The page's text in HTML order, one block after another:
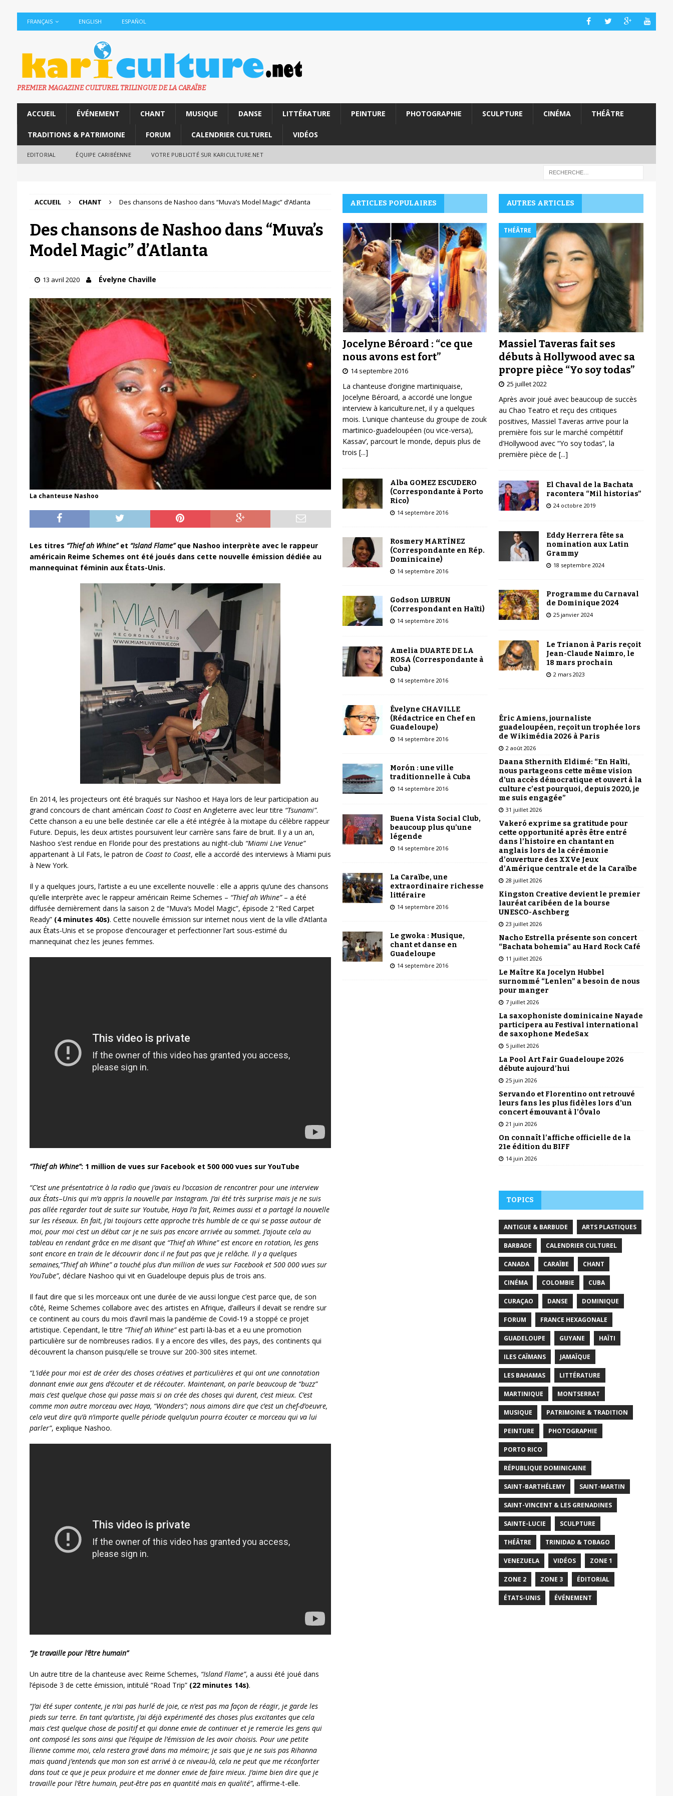
FRANÇAIS ENGLISH ESPAÑOL
PREMIER MAGAZINE CULTUREL TRILINGUE DE LA CARAÏBE
ACCUEIL ÉVÉNEMENT CHANT MUSIQUE DANSE LITTÉRATURE PEINTURE PHOTOGRAPHIE SCULPTURE CINÉMA THÉÂTRE
TRADITIONS & PATRIMOINE FORUM CALENDRIER CULTUREL VIDÉOS
EDITORIAL ÉQUIPE CARIBÉENNE VOTRE PUBLICITÉ SUR KARICULTURE.NET
ACCUEIL CHANT Des chansons de Nashoo dans “Muva’s Model Magic” d’Atlanta
Des chansons de Nashoo dans “Muva’s
Model Magic” d’Atlanta
13 avril 2020 Évelyne Chaville
La chanteuse Nashoo
Les titres “Thief ah Whine”et “Island Flame”que Nashoo interprète avec le rappeur
américain Reime Schemes ont été joués dans cette nouvelle émission dédiée au
mannequinat féminin aux États-Unis.
En 2014, les projecteurs ont été braqués sur Nashoo et Haya lors de leur participation au
grand concours de chant américain Coast to Coasten Angleterre avec leur titre “Tsunami”.
Cette chanson a eu une belle destinée car elle a été intégrée à la mixtape du célèbre rappeur
Future. Depuis, les deux artistes poursuivent leur carrière sans faire de bruit. Il y a un an,
Nashoo s’est rendue en Floride pour des prestations au night-club “Miami Live Venue”
appartenant à Lil Fats, le patron de Coast to Coast, elle a accordé des interviews à Miami puis
à New York.
Il y a quelques jours, l’artiste a eu une excellente nouvelle : elle a appris qu’une des chansons
qu’elle interprète avec le rappeur américain Reime Schemes – “Thief ah Whine”– a été
diffusée dernièrement dans la saison 2 de “Muva’s Model Magic”, épisode 2 “Red Carpet
Ready”(4 minutes 40s). Cette nouvelle émission sur internet nous vient de la ville d’Atlanta
aux États-Unis et se propose d’encourager et perfectionner l’art sous-estimé du
mannequinat chez les jeunes femmes.
“Thief ah Whine”: 1 million de vues sur Facebook et 500 000 vues sur YouTube
“C’est une présentatrice à la radio que j’avais eu l’occasion de rencontrer pour une interview
aux États–Unis qui m’a appris la nouvelle par Instagram. J’ai été très surprise mais je ne suis
pas allée regarder tout de suite sur Youtube, Haya l’a fait, Reimes aussi et a partagé la nouvelle
sur les réseaux. En fait, j’ai toujours cette approche très humble de ce qui se passe autour de
moi, pour moi c’est un début car je ne suis pas encore arrivée au sommet. J’ajoute cela au
tableau en rendant grâce en me disant que “Thief ah Whine”est encore en rotation, les gens
sont encore en train de le découvrir donc il ne faut pas que je relâche. Il y a quelques
semaines,“Thief ah Whine”a touché plus d’un million de vues sur Facebook et 500 000 vues sur
YouTube”, déclare Nashoo qui vit en Guadeloupe depuis plus de trois ans.
Il faut dire que si les morceaux ont une durée de vie aussi longue c’est parce que, de son
côté, Reime Schemes collabore avec des artistes en Afrique, d’ailleurs il devait se rendre sur
ce continent au cours du mois d’avril mais la pandémie de Covid-19 a stoppé ce projet
artistique. Cependant, le titre “Thief ah Whine”est parti là-bas et a eu une promotion
particulière sur de nombreuses radios. Il y a encore des villes, des pays, des continents qui
découvrent la chanson puisqu’elle se trouve sur 200-300 sites internet.
“L’idée pour moi est de créer des choses créatives et particulières et qui ont une connotation
donnant envie aux gens d’écouter et de réécouter. Maintenant, on parle beaucoup de “buzz”
mais c’est quelque chose qui passe mais si on crée des choses qui durent, c’est mieux. C’est
comme mon autre morceau avec Haya, “Wonders”; nous aimons dire que c’est un chef-d’oeuvre,
cela veut dire qu’à n’importe quelle période quelqu’un pourra écouter ce morceau qui va lui
parler”, explique Nashoo.
“Je travaille pour l’être humain”
Un autre titre de la chanteuse avec Reime Schemes, “Island Flame”, a aussi été joué dans
l’épisode 3 de cette émission, intitulé “Road Trip” (22 minutes 14s).
“J’ai été super contente, je n’ai pas hurlé de joie, ce n’est pas ma façon de réagir, je garde les
pieds sur terre. En tant qu’artiste, j’ai déjà expérimenté des choses plus excitantes que cela
mais c’est quelque chose de positif et qui donne envie de continuer et je remercie les gens qui
ont composé les sons ainsi que l’équipe de l’émission de les avoir choisis. Pour une petite
îlienne comme moi, cela restera gravé dans ma mémoire; je sais que je ne suis pas Rihanna
mais quand j’entends que mon son est arrivé à ce niveau-là, cela ne peut que me réconforter
dans tout ce que je peux produire et me donner envie de faire mieux. J’aime bien dire que je
travaille pour l’être humain, peut-être pas en quantité mais en qualité”, affirme-t-elle.
ARTICLES POPULAIRES
Jocelyne Béroard : “ce que
nous avons est fort”
14 septembre 2016
La chanteuse d’origine martiniquaise,
Jocelyne Béroard, a accordé une longue
interview à kariculture.net, il y a quelques
mois. L’unique chanteuse du groupe de zouk
martinico-guadeloupéen (ou vice-versa),
Kassav’, parcourt le monde, depuis plus de
trois [...]
Alba GOMEZ ESCUDERO
(Correspondante à Porto
Rico)
14 septembre 2016
Rosmery MARTÍNEZ
(Correspondante en Rép.
Dominicaine)
14 septembre 2016
Godson LUBRUN
(Correspondant en Haïti)
14 septembre 2016
Amelia DUARTE DE LA
ROSA (Correspondante à
Cuba)
14 septembre 2016
Évelyne CHAVILLE
(Rédactrice en Chef en
Guadeloupe)
14 septembre 2016
Morón : une ville
traditionnelle à Cuba
14 septembre 2016
Buena Vista Social Club,
beaucoup plus qu’une
légende
14 septembre 2016
La Caraïbe, une
extraordinaire richesse
littéraire
14 septembre 2016
Le gwoka : Musique,
chant et danse en
Guadeloupe
14 septembre 2016
AUTRES ARTICLES
THÉÂTRE
Massiel Taveras fait ses
débuts à Hollywood avec sa
propre pièce “Yo soy todas”
25 juillet 2022
Après avoir joué avec beaucoup de succès
au Chao Teatro et reçu des critiques
positives, Massiel Taveras arrive pour la
première fois sur le marché compétitif
d’Hollywood avec “Yo soy todas”, la
première pièce de [...]
El Chaval de la Bachata
racontera “Mil historias”
24 octobre 2019
Eddy Herrera fête sa
nomination aux Latin
Grammy
18 septembre 2024
Programme du Carnaval
de Dominique 2024
25 janvier 2024
Le Trianon à Paris reçoit
Jean-Claude Naimro, le
18 mars prochain
2 mars 2023
Éric Amiens, journaliste
guadeloupéen, reçoit un trophée lors
de Wikimédia 2026 à Paris
2 août 2026
Daana Sthernith Eldimé: “En Haïti,
nous partageons cette même vision
d’un accès démocratique et ouvert à la
culture c’est pourquoi, depuis 2020, je
me suis engagée”
31 juillet 2026
Vakeró exprime sa gratitude pour
cette opportunité après être entré
dans l’histoire en chantant en
anglais lors de la cérémonie
d’ouverture des XXVe Jeux
d’Amérique centrale et de la Caraïbe
28 juillet 2026
Kingston Creative devient le premier
lauréat caribéen de la bourse
UNESCO-Aschberg
23 juillet 2026
Nacho Estrella présente son concert
“Bachata bohemia” au Hard Rock Café
11 juillet 2026
Le Maître Ka Jocelyn Hubbel
surnommé “Lenlen” a besoin de nous
pour manger
7 juillet 2026
La saxophoniste dominicaine Nayade
participera au Festival international
de saxophone MedeSax
5 juillet 2026
La Pool Art Fair Guadeloupe 2026
débute aujourd’hui
25 juin 2026
Servando et Florentino ont retrouvé
leurs fans les plus fidèles lors d’un
concert émouvant à l’Óvalo
21 juin 2026
On connaît l’affiche officielle de la
21e édition du BIFF
14 juin 2026
TOPICS
ANTIGUE & BARBUDE ARTS PLASTIQUES
BARBADE CALENDRIER CULTUREL
CANADA CARAÏBE CHANT
CINÉMA COLOMBIE CUBA
CURAÇAO DANSE DOMINIQUE
FORUM FRANCE HEXAGONALE
GUADELOUPE GUYANE HAÏTI
ILES CAÏMANS JAMAÏQUE
LES BAHAMAS LITTÉRATURE
MARTINIQUE MONTSERRAT
MUSIQUE PATRIMOINE & TRADITION
PEINTURE PHOTOGRAPHIE
PORTO RICO
RÉPUBLIQUE DOMINICAINE
SAINT-BARTHÉLEMY SAINT-MARTIN
SAINT-VINCENT & LES GRENADINES
SAINTE-LUCIE SCULPTURE
THÉÂTRE TRINIDAD & TOBAGO
VENEZUELA VIDÉOS ZONE 1
ZONE 2 ZONE 3 ÉDITORIAL
ÉTATS-UNIS ÉVÉNEMENT